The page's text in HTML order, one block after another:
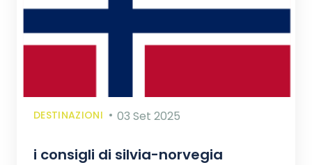
DESTINAZIONI 03 Set 2025
i consigli di silvia-norvegia